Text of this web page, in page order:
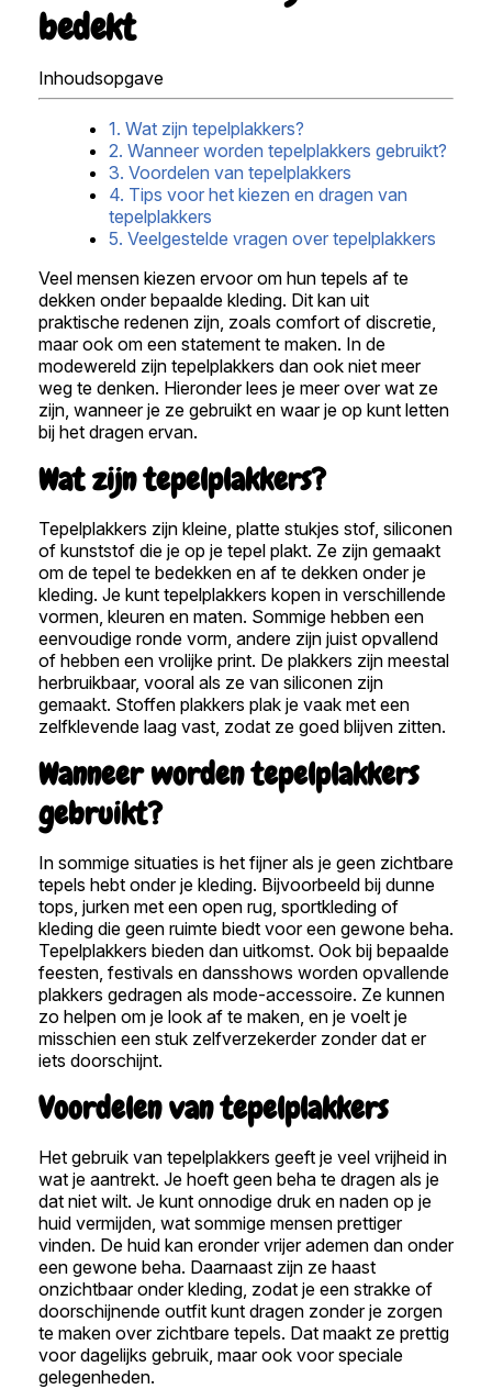
bedekt
Inhoudsopgave
1. Wat zijn tepelplakkers?
2. Wanneer worden tepelplakkers gebruikt?
3. Voordelen van tepelplakkers
4. Tips voor het kiezen en dragen van
tepelplakkers
5. Veelgestelde vragen over tepelplakkers
Veel mensen kiezen ervoor om hun tepels af te
dekken onder bepaalde kleding. Dit kan uit
praktische redenen zijn, zoals comfort of discretie,
maar ook om een statement te maken. In de
modewereld zijn tepelplakkers dan ook niet meer
weg te denken. Hieronder lees je meer over wat ze
zijn, wanneer je ze gebruikt en waar je op kunt letten
bij het dragen ervan.
Wat zijn tepelplakkers?
Tepelplakkers zijn kleine, platte stukjes stof, siliconen
of kunststof die je op je tepel plakt. Ze zijn gemaakt
om de tepel te bedekken en af te dekken onder je
kleding. Je kunt tepelplakkers kopen in verschillende
vormen, kleuren en maten. Sommige hebben een
eenvoudige ronde vorm, andere zijn juist opvallend
of hebben een vrolijke print. De plakkers zijn meestal
herbruikbaar, vooral als ze van siliconen zijn
gemaakt. Stoffen plakkers plak je vaak met een
zelfklevende laag vast, zodat ze goed blijven zitten.
Wanneer worden tepelplakkers
gebruikt?
In sommige situaties is het fijner als je geen zichtbare
tepels hebt onder je kleding. Bijvoorbeeld bij dunne
tops, jurken met een open rug, sportkleding of
kleding die geen ruimte biedt voor een gewone beha.
Tepelplakkers bieden dan uitkomst. Ook bij bepaalde
feesten, festivals en dansshows worden opvallende
plakkers gedragen als mode-accessoire. Ze kunnen
zo helpen om je look af te maken, en je voelt je
misschien een stuk zelfverzekerder zonder dat er
iets doorschijnt.
Voordelen van tepelplakkers
Het gebruik van tepelplakkers geeft je veel vrijheid in
wat je aantrekt. Je hoeft geen beha te dragen als je
dat niet wilt. Je kunt onnodige druk en naden op je
huid vermijden, wat sommige mensen prettiger
vinden. De huid kan eronder vrijer ademen dan onder
een gewone beha. Daarnaast zijn ze haast
onzichtbaar onder kleding, zodat je een strakke of
doorschijnende outfit kunt dragen zonder je zorgen
te maken over zichtbare tepels. Dat maakt ze prettig
voor dagelijks gebruik, maar ook voor speciale
gelegenheden.